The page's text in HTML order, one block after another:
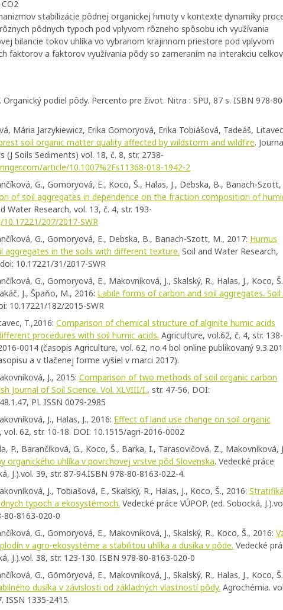
stabilizácie pôdnej organickej hmoty v kontexte dynamiky
pôdnych typoch pod vplyvom rôzneho spôsobu ich využívania
bilancie tokov uhlíka vo vybranom krajinnom priestore pod vplyvom
faktorov a faktorov využívania pôdy so zameraním na interakciu
Organický podiel pôdy. Percento pre život. Nitra : SPU, 87 s. ISBN 978-
Mária Jarzykiewicz, Erika Gomoryová, Erika Tobiášová, Tadeáš,
soil organic matter quality affected by wildstorm and wildfire.
(J Soils Sediments) vol. 18, č. 8, str. 2738-
article/10.1007%2Fs11368-018-1942-2
G., Gomoryová, E., Koco, Š., Halas, J., Debska, B., Banach-Szott,
of soil aggregates in dependence on the fraction composition of
Water Research, vol. 13, č. 4, str. 193-
207/2017-SWR
G., Gomoryová, E., Debska, B., Banach-Szott, M., 2017: Humus
aggregates in the soils with different texture. Soil and Water Research,
10.17221/31/2017-SWR
G., Gomoryová, E., Makovníková, J., Skalský, R., Halas, J., Koco,
J., Špaňo, M., 2016: Labile forms of carbon and soil aggregates. Soil
10.17221/182/2015-SWR
T.,2016: Comparison of chemical structure of alginite humic acids
procedures with soil humic acids. Agriculture, vol.62, č. 4, str.
0014 (časopis Agriculture, vol. 62, no.4 bol online publikovaný
a v tlačenej forme vyšiel v marci 2017).
J., 2015: Comparison of two methods of soil organic carbon
Journal of Soil Science. Vol. XLVIII/I., str. 47-56, DOI:
PL ISSN 0079-2985
J., Halas, J., 2016: Effect of land use change on soil organic
vol. 62, str. 10-18. DOI: 10.1515/agri-2016-0002
P., Barančíková, G., Koco, Š., Barka, I., Tarasovičová, Z., Makovníková,
organického uhlíka v povrchovej vrstve pôd Slovenska. Vedecké práce
J.).vol. 39, str. 87-94.ISBN 978-80-8163-022-4.
J., Tobiašová, E., Skalský, R., Halas, J., Koco, Š., 2016:
typoch a ekosystémoch. Vedecké práce VÚPOP, (ed. Sobocká,
80-8163-020-0
G., Gomoryová, E., Makovníková, J., Skalský, R., Koco, Š., 2016:
v agro-ekosystéme a stabilitou uhlíka a dusíka v pôde. Vedecké
J.).vol. 38, str. 123-130. ISBN 978-80-8163-020-0
G., Gömöryová, E., Makovníková, J., Skalský, R., Halas, J., Koco,
dusíka v závislosti od základných vlastností pôdy. Agrochémia.
ISSN 1335-2415.